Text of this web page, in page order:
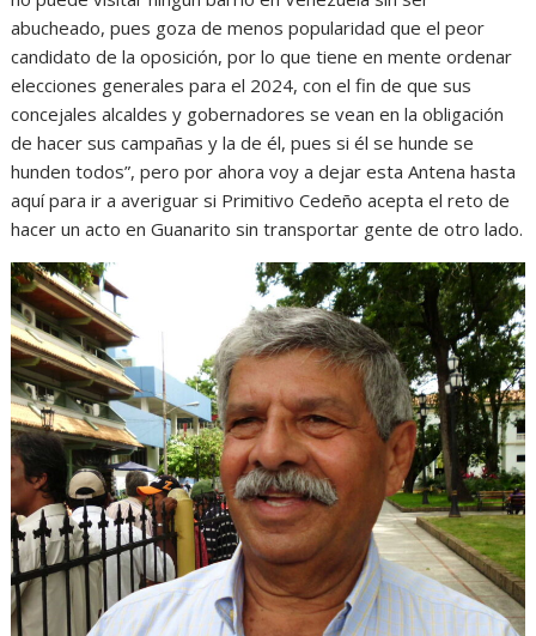
abucheado, pues goza de menos popularidad que el peor
candidato de la oposición, por lo que tiene en mente ordenar
elecciones generales para el 2024, con el fin de que sus
concejales alcaldes y gobernadores se vean en la obligación
de hacer sus campañas y la de él, pues si él se hunde se
hunden todos”, pero por ahora voy a dejar esta Antena hasta
aquí para ir a averiguar si Primitivo Cedeño acepta el reto de
hacer un acto en Guanarito sin transportar gente de otro lado.